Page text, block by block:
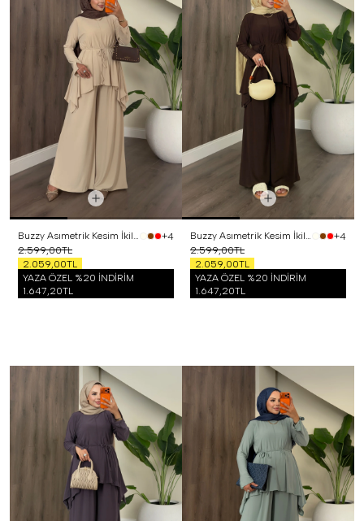
Buzzy Asımetrik Kesim İkili Takım Bej
+4
2.599,00TL
2.059,00TL
YAZA ÖZEL %20 İNDİRİM
1.647,20TL
Buzzy Asımetrik Kesim İkili Takım Kahverengi
+4
2.599,00TL
2.059,00TL
YAZA ÖZEL %20 İNDİRİM
1.647,20TL